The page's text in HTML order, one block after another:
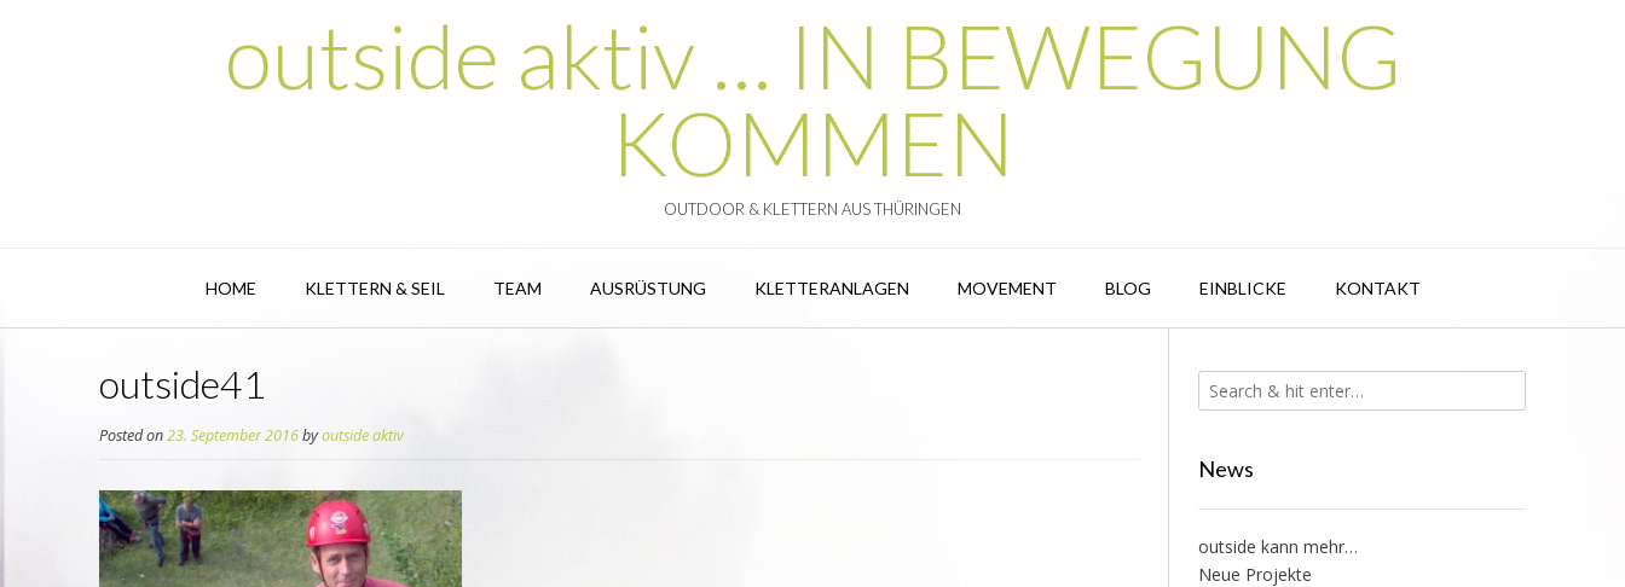
outside aktiv … IN BEWEGUNG
KOMMEN
OUTDOOR & KLETTERN AUS THÜRINGEN
HOME KLETTERN & SEIL TEAM AUSRÜSTUNG KLETTERANLAGEN MOVEMENT BLOG EINBLICKE KONTAKT
outside41
Posted on23. September 2016byoutside aktiv
News
outside kann mehr…
Neue Projekte